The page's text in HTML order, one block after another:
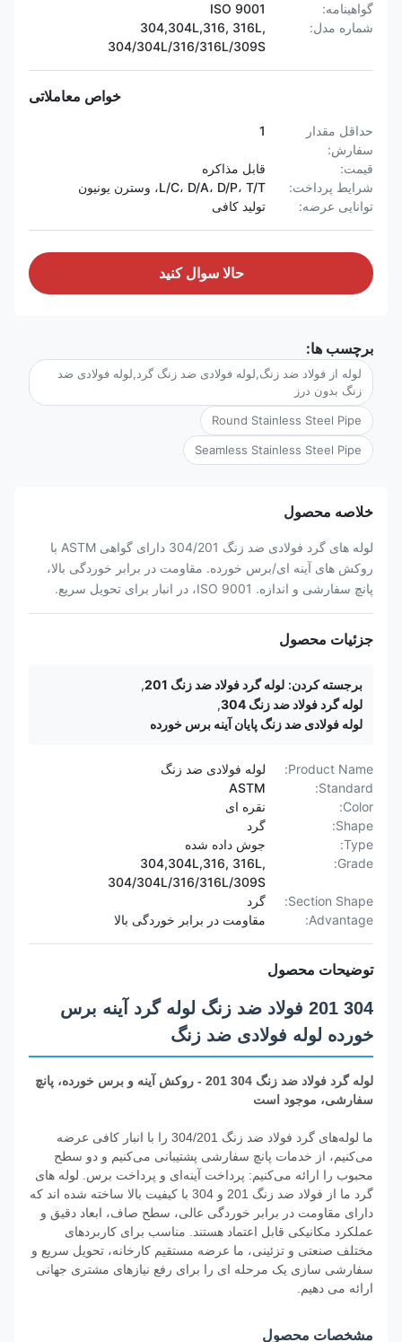
گواهینامه:
ISO 9001
شماره مدل:
304,304L,316, 316L,
304/304L/316/316L/309S
خواص معاملاتی
حداقل مقدار
سفارش:
1
قیمت:
قابل مذاکره
شرایط پرداخت:
L/C، D/A، D/P، T/T، وسترن یونیون
توانایی عرضه:
تولید کافی
حالا سوال کنيد
برچسب ها:
لوله از فولاد ضد زنگ,لوله فولادی ضد زنگ گرد,لوله فولادی ضد
زنگ بدون درز
Round Stainless Steel Pipe
Seamless Stainless Steel Pipe
خلاصه محصول
لوله های گرد فولادی ضد زنگ 304/201 دارای گواهی ASTM با
روکش های آینه ای/برس خورده. مقاومت در برابر خوردگی بالا،
پانچ سفارشی و اندازه. ISO 9001، در انبار برای تحویل سریع.
جزئیات محصول
برجسته کردن: لوله گرد فولاد ضد زنگ 201
,
لوله گرد فولاد ضد زنگ 304
,
لوله فولادی ضد زنگ پایان آینه برس خورده
Product Name:
لوله فولادی ضد زنگ
Standard:
ASTM
Color:
نقره ای
Shape:
گرد
Type:
جوش داده شده
Grade:
304,304L,316, 316L,
304/304L/316/316L/309S
Section Shape:
گرد
Advantage:
مقاومت در برابر خوردگی بالا
توضیحات محصول
304 201 فولاد ضد زنگ لوله گرد آینه برس
خورده لوله فولادی ضد زنگ
لوله گرد فولاد ضد زنگ 304 201 - روکش آینه و برس خورده، پانچ
سفارشی، موجود است
ما لوله‌های گرد فولاد ضد زنگ 304/201 را با انبار کافی عرضه
می‌کنیم، از خدمات پانچ سفارشی پشتیبانی می‌کنیم و دو سطح
محبوب را ارائه می‌کنیم: پرداخت آینه‌ای و پرداخت برس. لوله های
گرد ما از فولاد ضد زنگ 201 و 304 با کیفیت بالا ساخته شده اند که
دارای مقاومت در برابر خوردگی عالی، سطح صاف، ابعاد دقیق و
عملکرد مکانیکی قابل اعتماد هستند. مناسب برای کاربردهای
مختلف صنعتی و تزئینی، ما عرضه مستقیم کارخانه، تحویل سریع و
سفارشی سازی یک مرحله ای را برای رفع نیازهای مشتری جهانی
ارائه می دهیم.
مشخصات محصول